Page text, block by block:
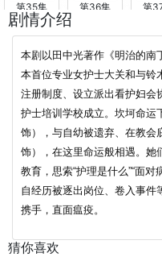
第35集 第36集 第
第40集 第41集 第
第50集 第51集 第
第60集 第61集 第
第70集 第71集
第75集 第76集 第
剧情介绍
本剧以田中光著作《明治的南
本首位专业女护士大关和与铃
注册制度、设立派出看护妇会
护士培训学校成立。坎坷命运
饰），与自幼被遗弃、在教会
饰），在这里命运般相遇。她
教育，思索“护理是什么”“面
自经历被逐出岗位、卷入事件
携手，直面瘟疫。
猜你喜欢